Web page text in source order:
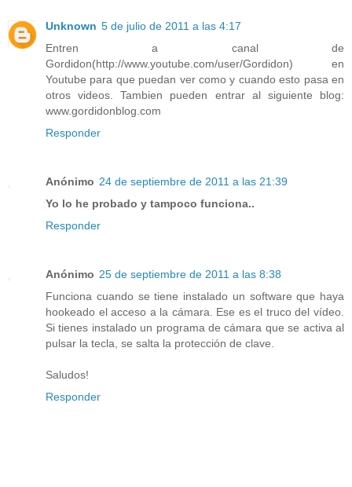
Unknown 5 de julio de 2011 a las 4:17
Entren a canal de
Gordidon(http://www.youtube.com/user/Gordidon) en
Youtube para que puedan ver como y cuando esto pasa en
otros videos. Tambien pueden entrar al siguiente blog:
www.gordidonblog.com
Responder
Anónimo 24 de septiembre de 2011 a las 21:39
Yo lo he probado y tampoco funciona..
Responder
Anónimo 25 de septiembre de 2011 a las 8:38
Funciona cuando se tiene instalado un software que haya
hookeado el acceso a la cámara. Ese es el truco del vídeo.
Si tienes instalado un programa de cámara que se activa al
pulsar la tecla, se salta la protección de clave.
Saludos!
Responder